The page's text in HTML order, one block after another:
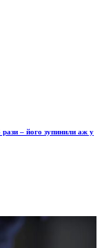
– його зупинили аж у